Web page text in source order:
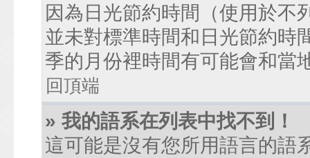
因為日光節約時間（使用於不
並未對標準時間和日光節約時
季的月份裡時間有可能會和當
回頂端
» 我的語系在列表中找不到！
這可能是沒有您所用語言的語